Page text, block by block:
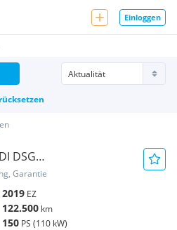
Einloggen
DSG
Garantie
2019 EZ
122.500 km
150 PS (110 kW)